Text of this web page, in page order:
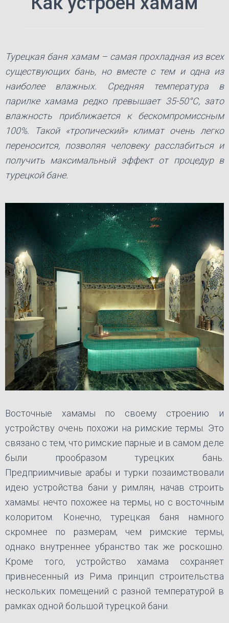
Турецкая баня хамам – самая прохладная из всех
существующих бань, но вместе с тем и одна из
наиболее влажных. Средняя температура в
парилке хамама редко превышает 35-50°С, зато
влажность приближается к бескомпромиссным
100%. Такой «тропический» климат очень легко
переносится, позволяя человеку расслабиться и
получить максимальный эффект от процедур в
турецкой бане.
Восточные хамамы по своему строению и
устройству очень похожи на римские термы. Это
связано с тем, что римские парные и в самом деле
были прообразом турецких бань.
Предприимчивые арабы и турки позаимствовали
идею устройства бани у римлян, начав строить
хамамы: нечто похожее на термы, но с восточным
колоритом. Конечно, турецкая баня намного
скромнее по размерам, чем римские термы,
однако внутреннее убранство так же роскошно.
Кроме того, устройство хамама сохраняет
привнесенный из Рима принцип строительства
нескольких помещений с разной температурой в
рамках одной большой турецкой бани.